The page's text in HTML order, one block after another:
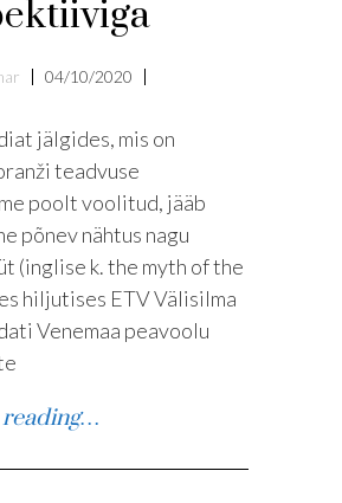
04/10/2020
jälgides, mis on
teadvuse
poolt voolitud, jääb
põnev nähtus nagu
(inglise k. the myth of the
hiljutises ETV Välisilma
Venemaa peavoolu
reading…